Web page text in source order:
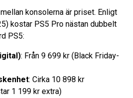
konsolerna är priset. Enligt
kostar PS5 Pro nästan dubbelt
PS5:
: Från 9 699 kr (Black Friday-
: Cirka 10 898 kr
1 199 kr extra)